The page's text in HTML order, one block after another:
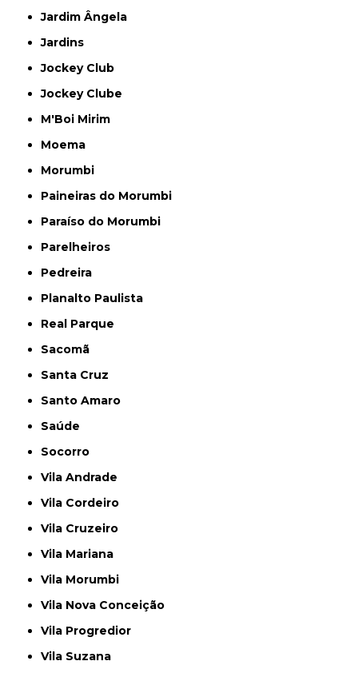
Jardim Ângela
Jardins
Jockey Club
Jockey Clube
M'Boi Mirim
Moema
Morumbi
Paineiras do Morumbi
Paraíso do Morumbi
Parelheiros
Pedreira
Planalto Paulista
Real Parque
Sacomã
Santa Cruz
Santo Amaro
Saúde
Socorro
Vila Andrade
Vila Cordeiro
Vila Cruzeiro
Vila Mariana
Vila Morumbi
Vila Nova Conceição
Vila Progredior
Vila Suzana